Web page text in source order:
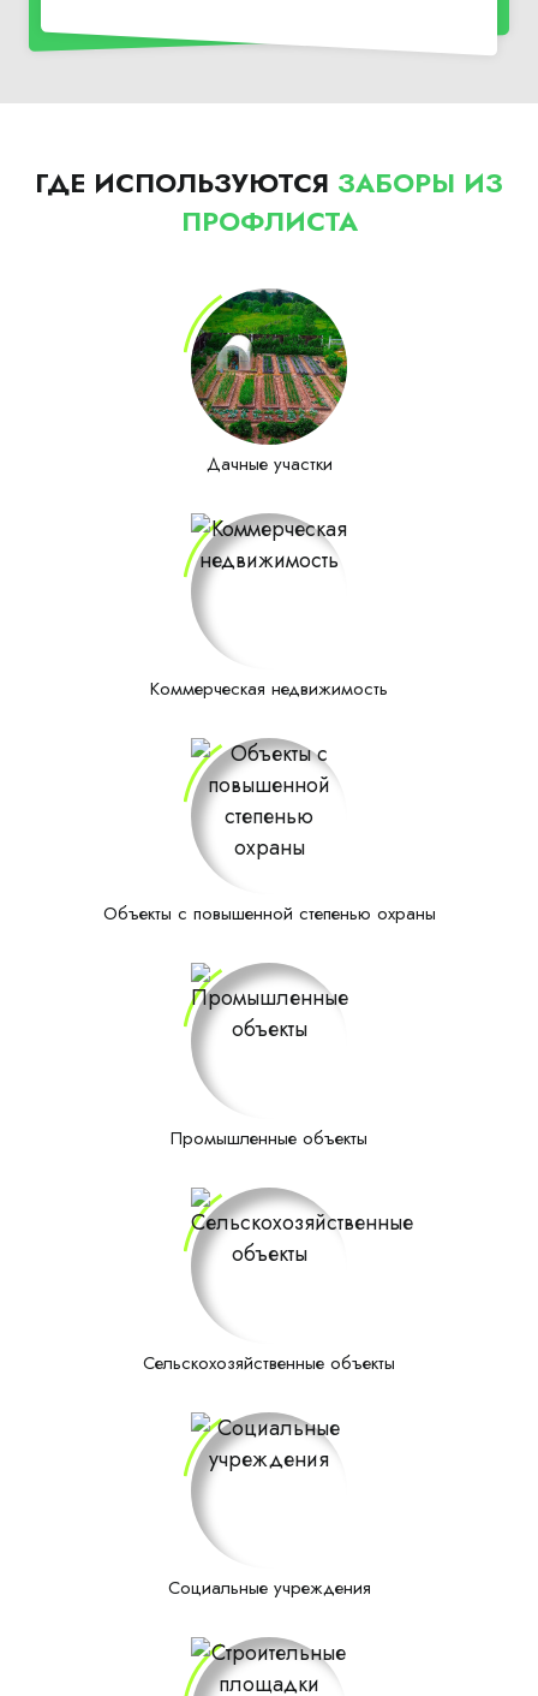
ГДЕ ИСПОЛЬЗУЮТСЯ ЗАБОРЫ ИЗ
ПРОФЛИСТА
Дачные участки
Коммерческая недвижимость
Объекты с повышенной степенью охраны
Промышленные объекты
Сельскохозяйственные объекты
Социальные учреждения